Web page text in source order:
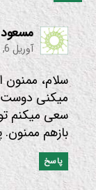
مسعود
آوریل 6, 2014 در 11:55
سلام، ممنون
میکنی
سعی میکنم
بازهم ممنون.
پاسخ